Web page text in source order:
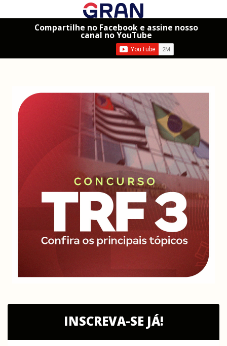
Compartilhe no Facebook e assine nosso
canal no YouTube
INSCREVA-SE JÁ!